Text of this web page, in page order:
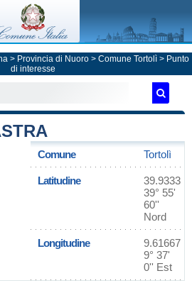
> Provincia di Nuoro > Comune Tortolì > Punto
di interesse
Comune Tortolì
Latitudine
39.9333
39° 55'
60''
Nord
Longitudine
9.61667
9° 37'
0'' Est